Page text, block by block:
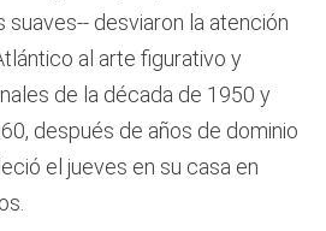
suaves-- desviaron la atención
al arte figurativo y
de la década de 1950 y
después de años de dominio
el jueves en su casa en